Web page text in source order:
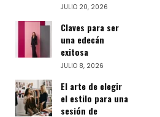
JULIO 20, 2026
Claves para ser
una edecán
exitosa
JULIO 8, 2026
El arte de elegir
el estilo para una
sesión de